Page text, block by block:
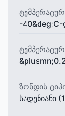
-40&deg;C-
ზონდის
სადენიანი